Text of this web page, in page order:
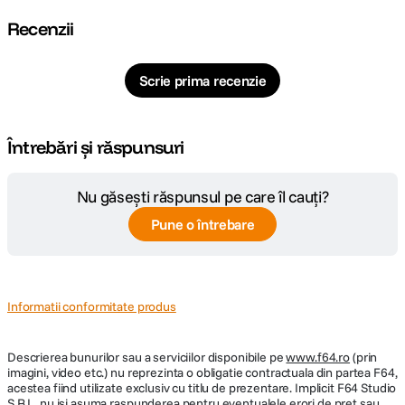
Recenzii
Scrie prima recenzie
Întrebări și răspunsuri
Nu găsești răspunsul pe care îl cauți?
Pune o întrebare
Informatii conformitate produs
Descrierea bunurilor sau a serviciilor disponibile pewww.f64.ro(prin
imagini, video etc.) nu reprezinta o obligatie contractuala din partea F64,
acestea fiind utilizate exclusiv cu titlu de prezentare. Implicit F64 Studio